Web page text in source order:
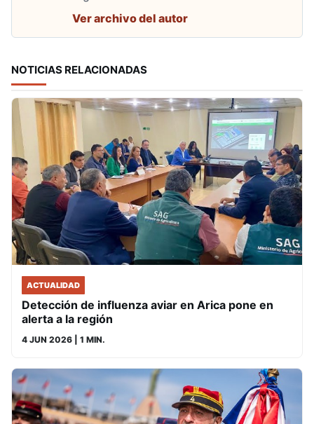
Ver archivo del autor
NOTICIAS RELACIONADAS
ACTUALIDAD
Detección de influenza aviar en Arica pone en
alerta a la región
4 JUN 2026 | 1 MIN.